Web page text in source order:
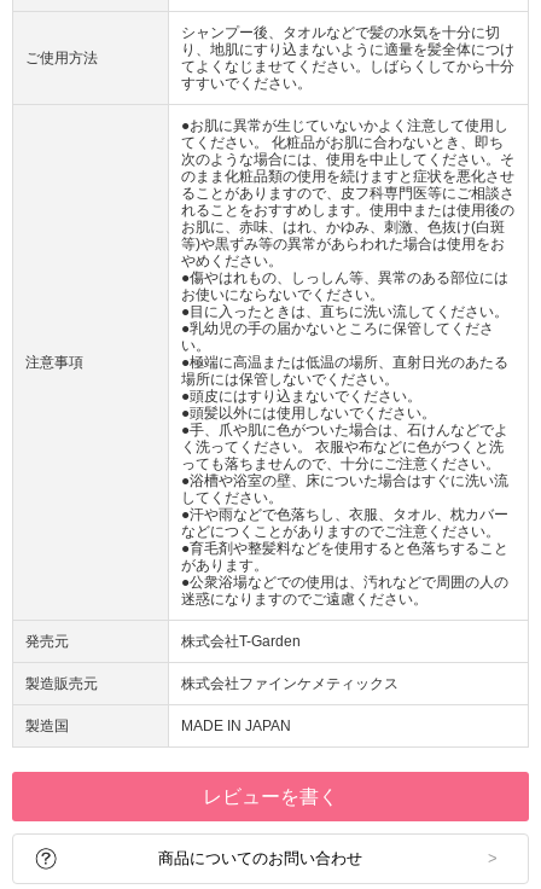
ご使用方法
シャンプー後、タオルなどで髪の水気を十分に切
り、地肌にすり込まないように適量を髪全体につけ
てよくなじませてください。しばらくしてから十分
すすいでください。
注意事項
●お肌に異常が生じていないかよく注意して使用し
てください。 化粧品がお肌に合わないとき、即ち
次のような場合には、使用を中止してください。そ
のまま化粧品類の使用を続けますと症状を悪化させ
ることがありますので、皮フ科専門医等にご相談さ
れることをおすすめします。使用中または使用後の
お肌に、赤味、はれ、かゆみ、刺激、色抜け(白斑
等)や黒ずみ等の異常があらわれた場合は使用をお
やめください。
●傷やはれもの、しっしん等、異常のある部位には
お使いにならないでください。
●目に入ったときは、直ちに洗い流してください。
●乳幼児の手の届かないところに保管してくださ
い。
●極端に高温または低温の場所、直射日光のあたる
場所には保管しないでください。
●頭皮にはすり込まないでください。
●頭髪以外には使用しないでください。
●手、爪や肌に色がついた場合は、石けんなどでよ
く洗ってください。 衣服や布などに色がつくと洗
っても落ちませんので、十分にご注意ください。
●浴槽や浴室の壁、床についた場合はすぐに洗い流
してください。
●汗や雨などで色落ちし、衣服、タオル、枕カバー
などにつくことがありますのでご注意ください。
●育毛剤や整髪料などを使用すると色落ちすること
があります。
●公衆浴場などでの使用は、汚れなどで周囲の人の
迷惑になりますのでご遠慮ください。
発売元 株式会社T-Garden
製造販売元 株式会社ファインケメティックス
製造国 MADE IN JAPAN
レビューを書く
商品についてのお問い合わせ